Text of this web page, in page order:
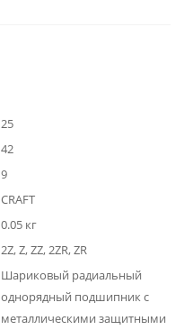
25
42
9
CRAFT
0.05 кг
2Z, Z, ZZ, 2ZR, ZR
Шариковый радиальный
однорядный подшипник с
металлическими защитными